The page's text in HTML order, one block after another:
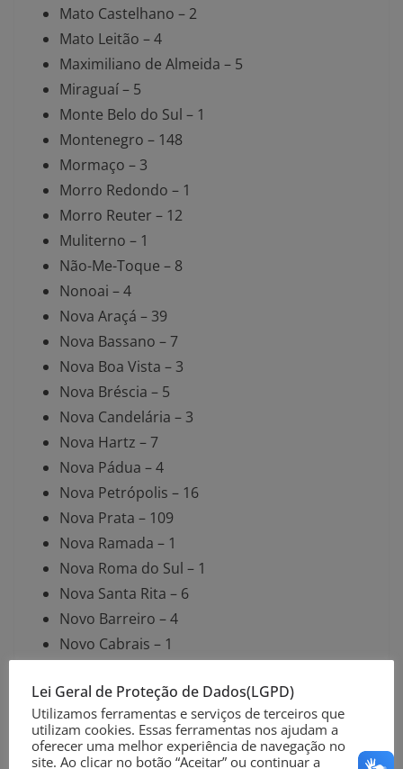
Mato Castelhano – 2
Mato Leitão – 4
Maximiliano de Almeida – 5
Miraguaí – 5
Monte Belo do Sul – 1
Montenegro – 148
Mormaço – 3
Morro Redondo – 1
Morro Reuter – 12
Muliterno – 1
Não-Me-Toque – 8
Nonoai – 4
Nova Araçá – 39
Nova Bassano – 7
Nova Boa Vista – 3
Nova Bréscia – 5
Nova Candelária – 3
Nova Hartz – 7
Nova Pádua – 4
Nova Petrópolis – 16
Nova Prata – 109
Nova Ramada – 1
Nova Roma do Sul – 1
Nova Santa Rita – 6
Novo Barreiro – 4
Novo Cabrais – 1
Osório – 106
Palmares do Sul – 1
Palmeira das Missões – 20
Lei Geral de Proteção de Dados(LGPD)
Utilizamos ferramentas e serviços de terceiros que
utilizam cookies. Essas ferramentas nos ajudam a
oferecer uma melhor experiência de navegação no
site. Ao clicar no botão “Aceitar” ou continuar a